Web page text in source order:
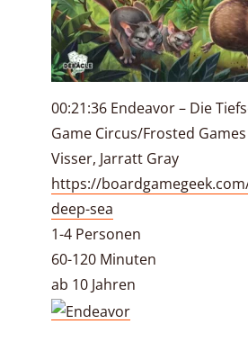
00:21:36 Endeavor – Die
Game Circus/Frosted
Visser, Jarratt Gray
https://
deep-sea
1-4 Personen
60-120 Minuten
ab 10 Jahren